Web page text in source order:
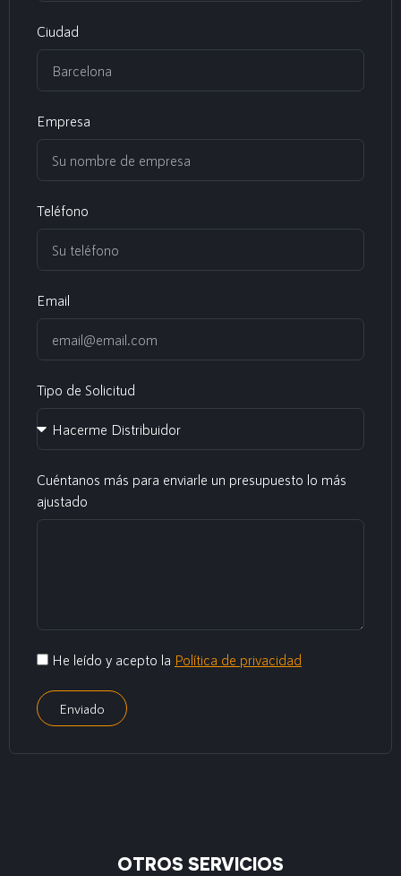
Ciudad
Empresa
Teléfono
Email
Tipo de Solicitud
Cuéntanos más para enviarle un presupuesto lo más
ajustado
He leído y acepto la Política de privacidad
Enviado
OTROS SERVICIOS